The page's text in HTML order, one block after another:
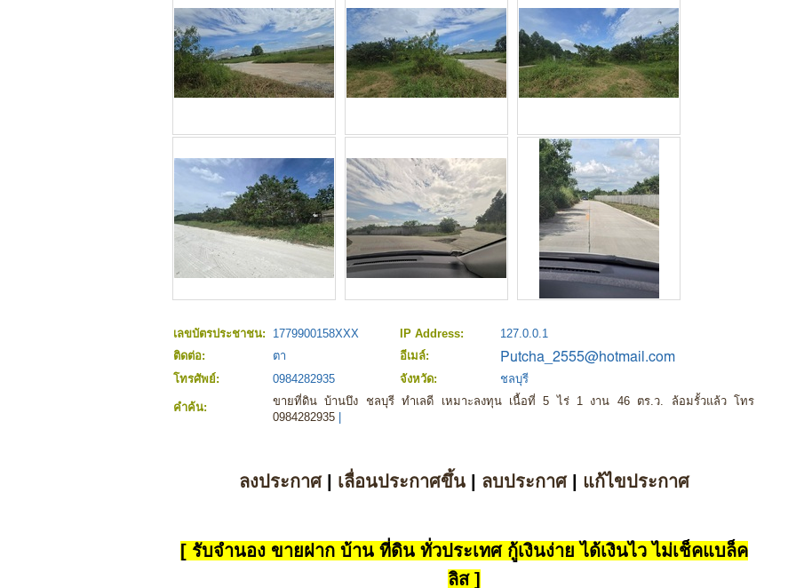
เลขบัตรประชาชน: 1779900158XXX IP Address:
127.0.0.1
ติดต่อ:
ตา
อีเมล์:
โทรศัพย์:
0984282935 จังหวัด: ชลบุรี
คำค้น:
ขายที่ดิน บ้านบึง ชลบุรี ทำเลดี เหมาะลงทุน เนื้อที่ 5 ไร่ 1 งาน 46 ตร.ว. ล้อมรั้วแล้ว โทร
0984282935
ลงประกาศ| เลื่อนประกาศขึ้น| ลบประกาศ| แก้ไขประกาศ
[ รับจำนอง ขายฝาก บ้าน ที่ดิน ทั่วประเทศ กู้เงินง่าย ได้เงินไว ไม่เช็คแบล็ค
ลิส ]